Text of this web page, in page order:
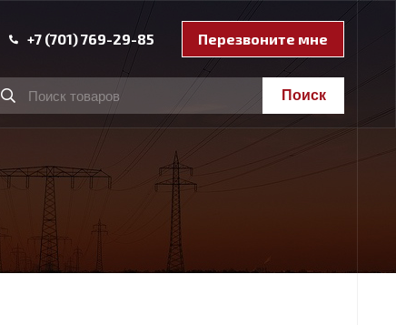
+7 (701) 769-29-85 Перезвоните мне
Поиск